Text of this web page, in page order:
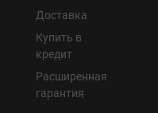
Доставка
Купить в
кредит
Расширенная
гарантия